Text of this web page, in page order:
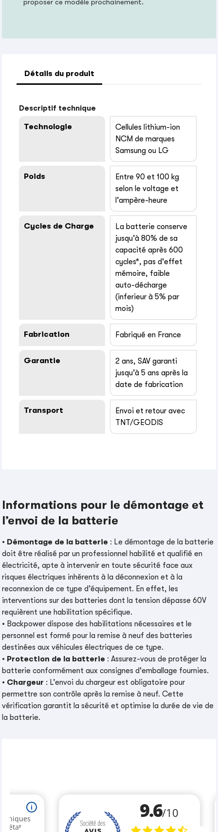
proposer ce modèle prochainement.
Détails du produit
Descriptif technique
Technologie
Cellules lithium-ion
NCM de marques
Samsung ou LG
Poids
Entre 90 et 100 kg
selon le voltage et
l’ampère-heure
Cycles de Charge
La batterie conserve
jusqu’à 80% de sa
capacité après 600
cycles*, pas d'effet
mémoire, faible
auto-décharge
(inferieur à 5% par
mois)
Fabrication Fabriqué en France
Garantie
2 ans, SAV garanti
jusqu’à 5 ans après la
date de fabrication
Transport
Envoi et retour avec
TNT/GEODIS
Informations pour le démontage et
l’envoi de la batterie
• Démontage de la batterie : Le démontage de la batterie
doit être réalisé par un professionnel habilité et qualifié en
électricité, apte à intervenir en toute sécurité face aux
risques électriques inhérents à la déconnexion et à la
reconnexion de ce type d’équipement. En effet, les
interventions sur des batteries dont la tension dépasse 60V
requièrent une habilitation spécifique.
• Backpower dispose des habilitations nécessaires et le
personnel est formé pour la remise à neuf des batteries
destinées aux véhicules électriques de ce type.
• Protection de la batterie : Assurez-vous de protéger la
batterie conformément aux consignes d'emballage fournies.
• Chargeur : L’envoi du chargeur est obligatoire pour
permettre son contrôle après la remise à neuf. Cette
vérification garantit la sécurité et optimise la durée de vie de
la batterie.